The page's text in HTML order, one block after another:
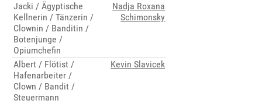
Jacki / Ägyptische
Kellnerin / Tänzerin /
Clownin / Banditin /
Botenjunge /
Opiumchefin
Nadja Roxana
Schimonsky
Albert / Flötist /
Hafenarbeiter /
Clown / Bandit /
Steuermann
Kevin Slavicek